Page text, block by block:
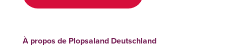
À propos de Plopsaland Deutschland